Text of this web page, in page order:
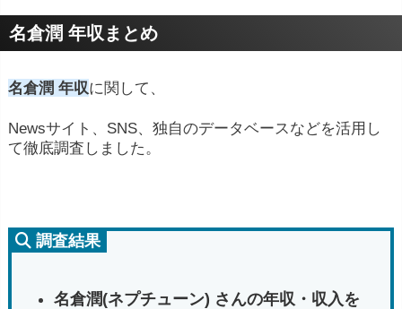
名倉潤 年収まとめ
名倉潤 年収に関して、
Newsサイト、SNS、独自のデータベースなどを活用し
て徹底調査しました。
調査結果
名倉潤(ネプチューン) さんの年収・収入を